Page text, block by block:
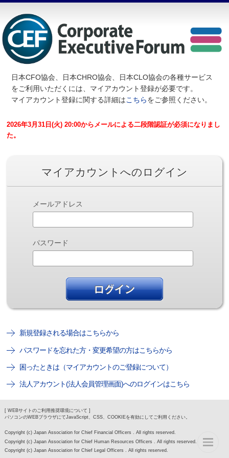
日本CFO協会、日本CHRO協会、日本CLO協会の各種サービス
をご利用いただくには、マイアカウント登録が必要です。
マイアカウント登録に関する詳細はこちらをご参照ください。
2026年3月31日(火) 20:00からメールによる二段階認証が必須になりまし
た。
マイアカウントへのログイン
メールアドレス
パスワード
新規登録される場合はこちらから
パスワードを忘れた方・変更希望の方はこちらから
困ったときは（マイアカウントのご登録について）
法人アカウント(法人会員管理画面)へのログインはこちら
[ WEBサイトのご利用推奨環境について ]
パソコンのWEBブラウザにてJavaScript、CSS、COOKIEを有効にしてご利用ください。
Copyright (c) Japan Association for Chief Financial Officers . All rights reserved.
Copyright (c) Japan Association for Chief Human Resources Officers . All rights reserved.
Copyright (c) Japan Association for Chief Legal Officers . All rights reserved.